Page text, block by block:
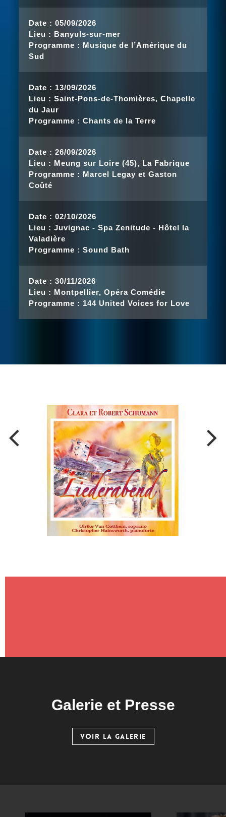
Date : 05/09/2026
Lieu : Banyuls-sur-mer
Programme : Musique de l’Amérique du
Sud
Date : 13/09/2026
Lieu : Saint-Pons-de-Thomières, Chapelle
du Jaur
Programme : Chants de la Terre
Date : 26/09/2026
Lieu : Meung sur Loire (45), La Fabrique
Programme : Marcel Legay et Gaston
Coûté
Date : 02/10/2026
Lieu : Juvignac - Spa Zenitude - Hôtel la
Valadière
Programme : Sound Bath
Date : 30/11/2026
Lieu : Montpellier, Opéra Comédie
Programme : 144 United Voices for Love
Galerie et Presse
VOIR LA GALERIE